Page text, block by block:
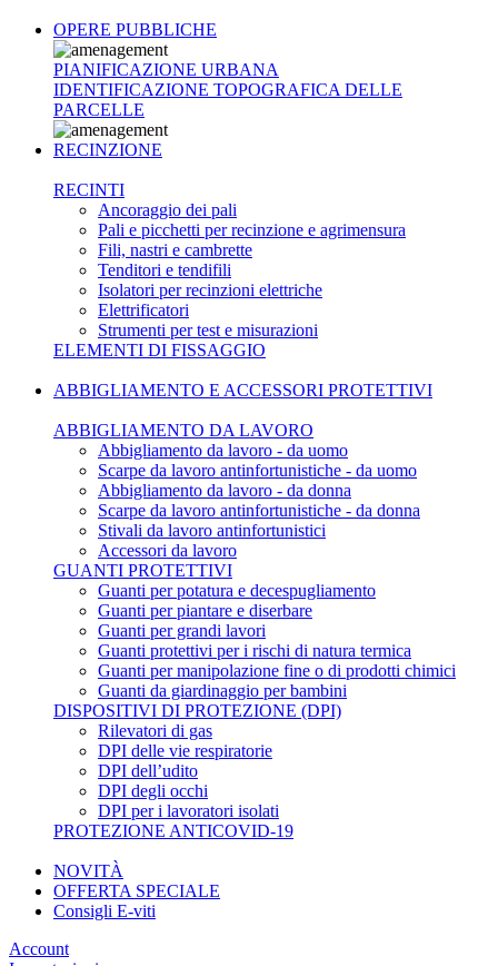
OPERE PUBBLICHE
PIANIFICAZIONE URBANA
IDENTIFICAZIONE TOPOGRAFICA DELLE
PARCELLE
RECINZIONE
RECINTI
Ancoraggio dei pali
Pali e picchetti per recinzione e agrimensura
Fili, nastri e cambrette
Tenditori e tendifili
Isolatori per recinzioni elettriche
Elettrificatori
Strumenti per test e misurazioni
ELEMENTI DI FISSAGGIO
ABBIGLIAMENTO E ACCESSORI PROTETTIVI
ABBIGLIAMENTO DA LAVORO
Abbigliamento da lavoro - da uomo
Scarpe da lavoro antinfortunistiche - da uomo
Abbigliamento da lavoro - da donna
Scarpe da lavoro antinfortunistiche - da donna
Stivali da lavoro antinfortunistici
Accessori da lavoro
GUANTI PROTETTIVI
Guanti per potatura e decespugliamento
Guanti per piantare e diserbare
Guanti per grandi lavori
Guanti protettivi per i rischi di natura termica
Guanti per manipolazione fine o di prodotti chimici
Guanti da giardinaggio per bambini
DISPOSITIVI DI PROTEZIONE (DPI)
Rilevatori di gas
DPI delle vie respiratorie
DPI dell’udito
DPI degli occhi
DPI per i lavoratori isolati
PROTEZIONE ANTICOVID-19
NOVITÀ
OFFERTA SPECIALE
Consigli E-viti
Account